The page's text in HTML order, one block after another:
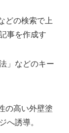
どの検索で上
事を作成す
」などのキー
の高い外壁塗
へ誘導。